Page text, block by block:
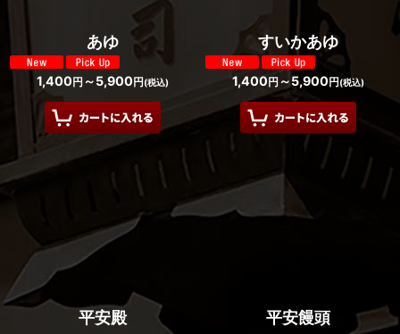
あゆ
1,400円～5,900円(税込)
すいかあゆ
1,400円～5,900円(税込)
平安殿 平安饅頭